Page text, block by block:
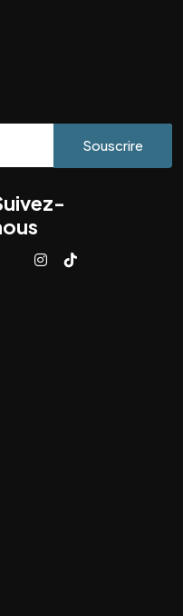
Souscrire